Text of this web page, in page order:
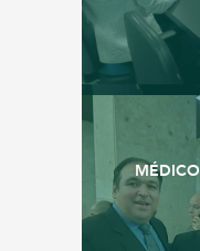
MÉDICO